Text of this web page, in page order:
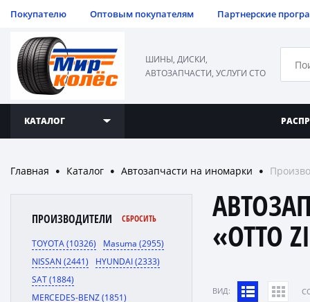
Покупателю Оптовым покупателям Партнерские
ШИНЫ, ДИСКИ,
АВТОЗАПЧАСТИ, УСЛУГИ СТО
КАТАЛОГ
Главная ● Каталог ● Автозапчасти на иномарки ●
ПРОИЗВОДИТЕЛИ СБРОСИТЬ
TOYOTA (10326)
Masuma (2955)
NISSAN (2441)
HYUNDAI (2333)
SAT (1884)
MERCEDES-BENZ (1851)
«OTTO
ВИД: